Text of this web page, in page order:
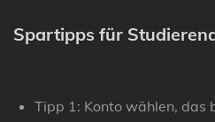
Spartipps für
Tipp 1: Konto wählen, das